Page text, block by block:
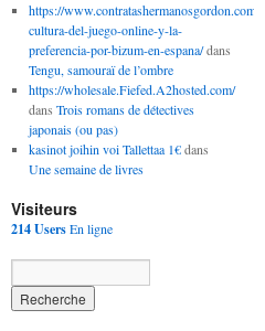
https://www.contratashermanosgordon.com/la-
cultura-del-juego-online-y-la-
preferencia-por-bizum-en-espana/dans
Tengu, samouraï de l’ombre
https://wholesale.Fiefed.A2hosted.com/
dans Trois romans de détectives
japonais (ou pas)
kasinot joihin voi Tallettaa 1€dans
Une semaine de livres
Visiteurs
214 UsersEn ligne